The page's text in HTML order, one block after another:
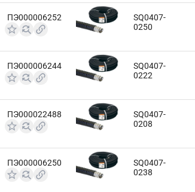
ПЭ000006252
SQ0407-
0250
ПЭ000006244
SQ0407-
0222
ПЭ000022488
SQ0407-
0208
ПЭ000006250
SQ0407-
0238